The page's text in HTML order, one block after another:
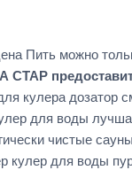
Пить можно
предоставит
кулера
для воды
чистые
кулер для воды